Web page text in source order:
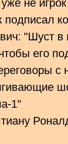
не
"Шуст в
его
с
1"